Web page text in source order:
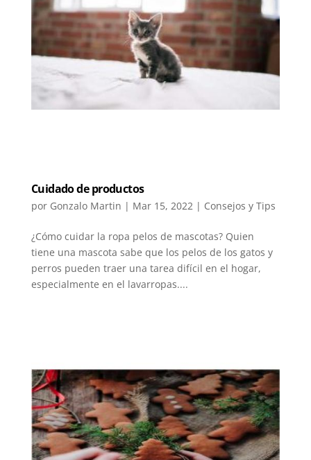
Cuidado de productos
por Gonzalo Martin | Mar 15, 2022 | Consejos y Tips
¿Cómo cuidar la ropa pelos de mascotas? Quien
tiene una mascota sabe que los pelos de los gatos y
perros pueden traer una tarea difícil en el hogar,
especialmente en el lavarropas....